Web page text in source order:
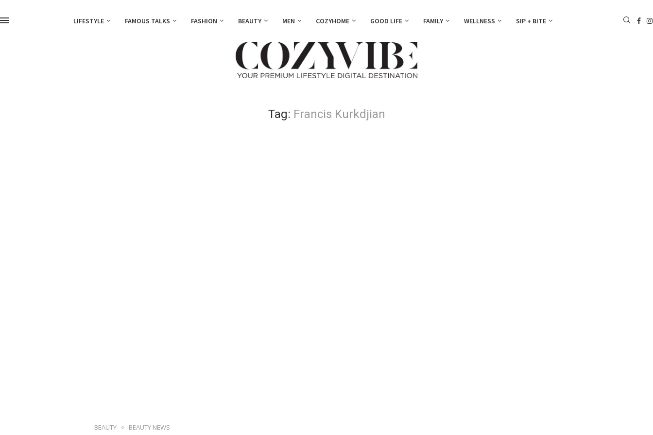
LIFESTYLE FAMOUS TALKS FASHION BEAUTY MEN COZYHOME GOOD LIFE FAMILY WELLNESS SIP + BITE
Tag: Francis Kurkdjian
BEAUTY BEAUTY NEWS